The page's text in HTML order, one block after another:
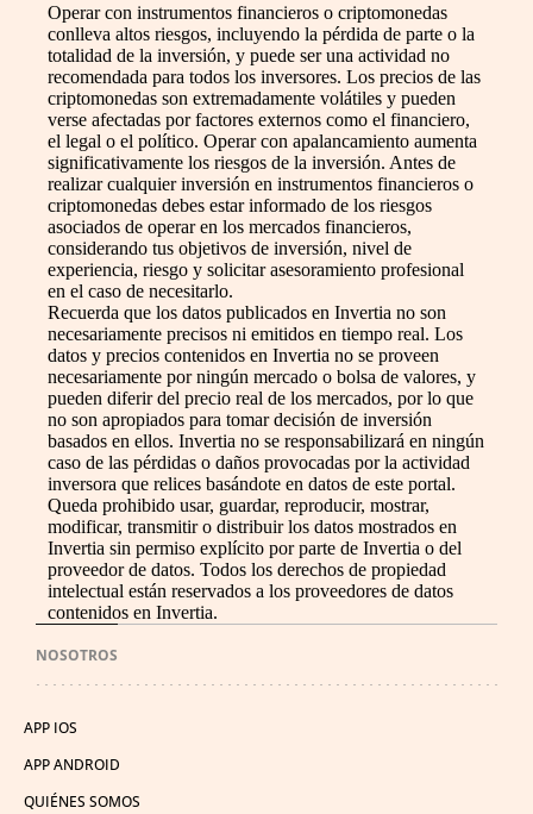
Operar con instrumentos financieros o criptomonedas
conlleva altos riesgos, incluyendo la pérdida de parte o la
totalidad de la inversión, y puede ser una actividad no
recomendada para todos los inversores. Los precios de las
criptomonedas son extremadamente volátiles y pueden
verse afectadas por factores externos como el financiero,
el legal o el político. Operar con apalancamiento aumenta
significativamente los riesgos de la inversión. Antes de
realizar cualquier inversión en instrumentos financieros o
criptomonedas debes estar informado de los riesgos
asociados de operar en los mercados financieros,
considerando tus objetivos de inversión, nivel de
experiencia, riesgo y solicitar asesoramiento profesional
en el caso de necesitarlo.
Recuerda que los datos publicados en Invertia no son
necesariamente precisos ni emitidos en tiempo real. Los
datos y precios contenidos en Invertia no se proveen
necesariamente por ningún mercado o bolsa de valores, y
pueden diferir del precio real de los mercados, por lo que
no son apropiados para tomar decisión de inversión
basados en ellos. Invertia no se responsabilizará en ningún
caso de las pérdidas o daños provocadas por la actividad
inversora que relices basándote en datos de este portal.
Queda prohibido usar, guardar, reproducir, mostrar,
modificar, transmitir o distribuir los datos mostrados en
Invertia sin permiso explícito por parte de Invertia o del
proveedor de datos. Todos los derechos de propiedad
intelectual están reservados a los proveedores de datos
contenidos en Invertia.
NOSOTROS
APP IOS
APP ANDROID
QUIÉNES SOMOS